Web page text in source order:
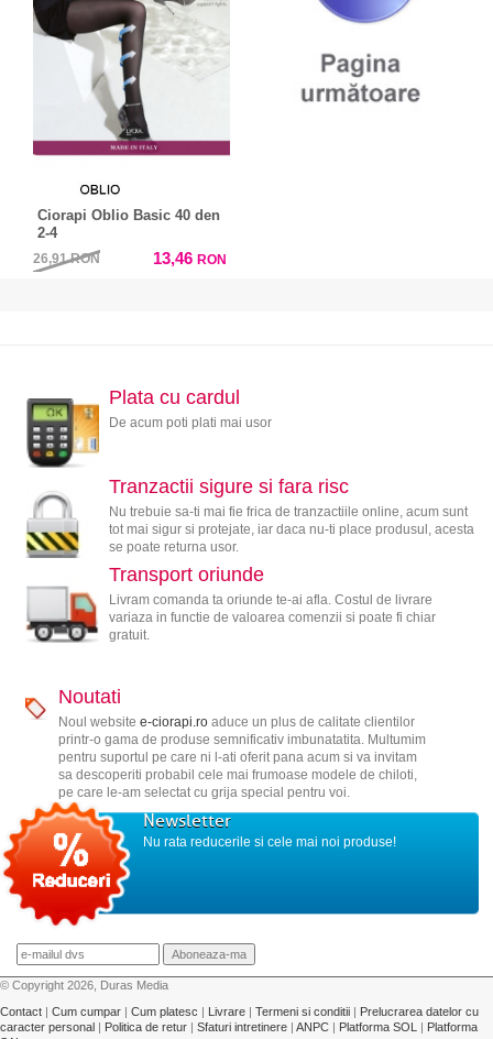
Ciorapi Oblio Basic 40 den
2-4
26,91RON 13,46 RON
Plata cu cardul
De acum poti plati mai usor
Tranzactii sigure si fara risc
Nu trebuie sa-ti mai fie frica de tranzactiile online, acum sunt
tot mai sigur si protejate, iar daca nu-ti place produsul, acesta
se poate returna usor.
Transport oriunde
Livram comanda ta oriunde te-ai afla. Costul de livrare
variaza in functie de valoarea comenzii si poate fi chiar
gratuit.
Noutati
Noul website e-ciorapi.roaduce un plus de calitate clientilor
printr-o gama de produse semnificativ imbunatatita. Multumim
pentru suportul pe care ni l-ati oferit pana acum si va invitam
sa descoperiti probabil cele mai frumoase modele de chiloti,
pe care le-am selectat cu grija special pentru voi.
Newsletter
Nu rata reducerile si cele mai noi produse!
© Copyright 2026, Duras Media
Contact | Cum cumpar | Cum platesc | Livrare | Termeni si conditii | Prelucrarea datelor cu
caracter personal | Politica de retur | Sfaturi intretinere | ANPC | Platforma SOL | Platforma